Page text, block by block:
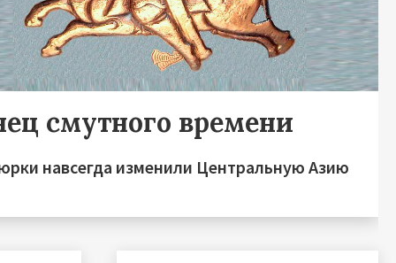
смутного времени
навсегда изменили Центральную Азию